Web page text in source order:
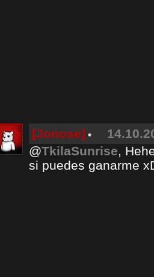
[Jonose]
@TkilaSunrise,
si puedes ganarme